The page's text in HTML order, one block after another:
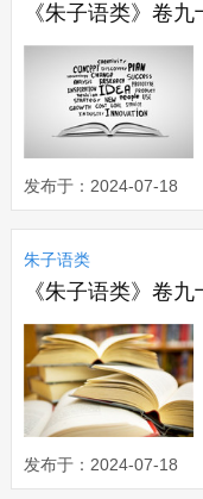
发布于：2024-07-18
朱子语类
发布于：2024-07-18